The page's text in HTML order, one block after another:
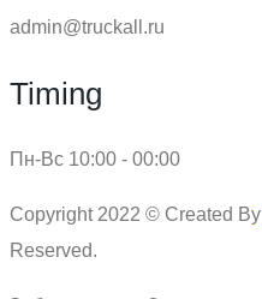
admin@truckall.ru
Timing
Пн-Вс 10:00 - 00:00
Copyright 2022 © Created By
Reserved.